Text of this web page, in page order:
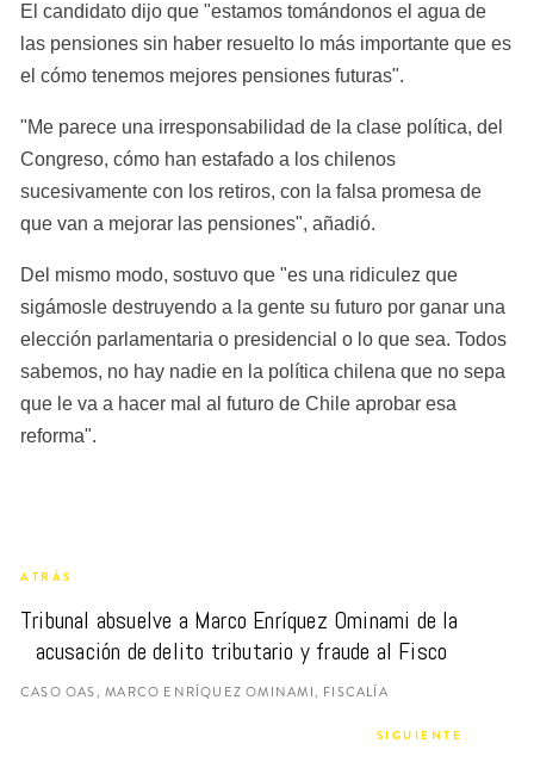
El candidato dijo que "estamos tomándonos el agua de
las pensiones sin haber resuelto lo más importante que es
el cómo tenemos mejores pensiones futuras".
"Me parece una irresponsabilidad de la clase política, del
Congreso, cómo han estafado a los chilenos
sucesivamente con los retiros, con la falsa promesa de
que van a mejorar las pensiones", añadió.
Del mismo modo, sostuvo que "es una ridiculez que
sigámosle destruyendo a la gente su futuro por ganar una
elección parlamentaria o presidencial o lo que sea. Todos
sabemos, no hay nadie en la política chilena que no sepa
que le va a hacer mal al futuro de Chile aprobar esa
reforma".
ATRÁS
Tribunal absuelve a Marco Enríquez Ominami de la
acusación de delito tributario y fraude al Fisco
CASO OAS, MARCO ENRÍQUEZ OMINAMI, FISCALÍA
SIGUIENTE